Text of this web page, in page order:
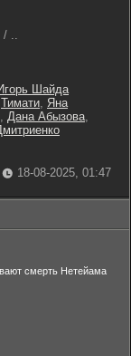
/ ..
Шайда
Тимати, Яна
, Дана Абызова,
18-08-2025, 01:47
смерть Нетейама